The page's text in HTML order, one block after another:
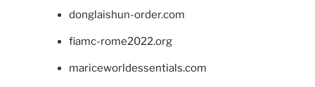
donglaishun-order.com
fiamc-rome2022.org
mariceworldessentials.com